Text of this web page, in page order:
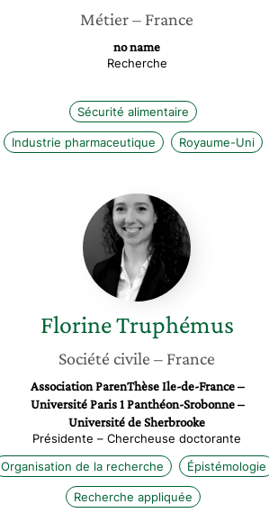
Métier– France
no name
Recherche
Sécurité alimentaire
Industrie pharmaceutique Royaume-Uni
Florine
Truphémus
FlorineTruphémus
Société civile – France
Association ParenThèse Ile-de-France –
Université Paris 1 Panthéon-Srobonne –
Université de Sherbrooke
Présidente – Chercheuse doctorante
Organisation de la recherche
Épistémologie
Recherche appliquée